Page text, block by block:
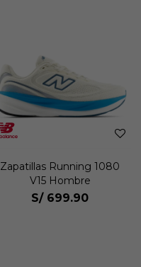
Zapatillas Running 1080
V15 Hombre
S/ 699.90